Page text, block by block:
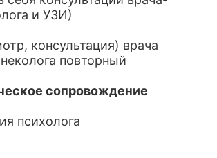
и УЗИ)
консультация) врача
повторный
сопровождение
психолога